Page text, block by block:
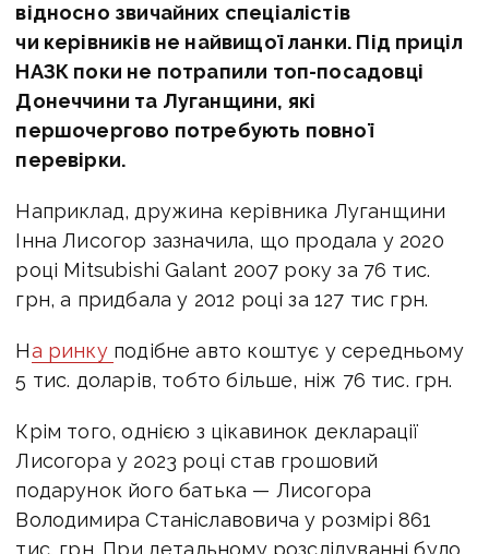
відносно звичайних спеціалістів
чи керівників не найвищої ланки. Під приціл
НАЗК поки не потрапили топ-посадовці
Донеччини та Луганщини, які
першочергово потребують повної
перевірки.
Наприклад, дружина керівника Луганщини
Інна Лисогор зазначила, що продала у 2020
році Mitsubishi Galant 2007 року за 76 тис.
грн, а придбала у 2012 році за 127 тис грн.
На ринку подібне авто коштує у середньому
5 тис. доларів, тобто більше, ніж 76 тис. грн.
Крім того, однією з цікавинок декларації
Лисогора у 2023 році став грошовий
подарунок його батька — Лисогора
Володимира Станіславовича у розмірі 861
тис. грн. При детальному розслідуванні було